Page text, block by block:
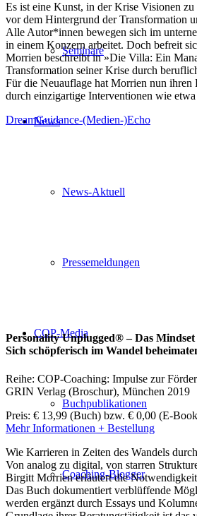
Seminare
News
News-Aktuell
Pressemeldungen
COP-Media
Buchpublikationen
Coaching-Blogger
Es ist eine Kunst, in der Krise Visionen
vor dem Hintergrund der Transformation
Alle Autor*innen bewegen sich im
in einem Konzern arbeitet. Doch befreit
Morrien beschreibt in »Die Villa: Ein
Transformation seiner Krise durch
Für die Neuauflage hat Morrien nun ihren
durch einzigartige Interventionen wie
DreamGuidance-(Medien-)Echo
Personality Unplugged® – Das
Sich schöpferisch im Wandel
Reihe: COP-Coaching: Impulse zur
GRIN Verlag (Broschur), München 2019
Preis: € 13,99 (Buch) bzw. € 0,00 (E-
Mehr Informationen + Bestellung
Wie Karrieren in Zeiten des Wandels
Von analog zu digital, von starren
Birgitt Morrien erläutert die Notwendigkeit
Das Buch dokumentiert verblüffende
werden ergänzt durch Essays und